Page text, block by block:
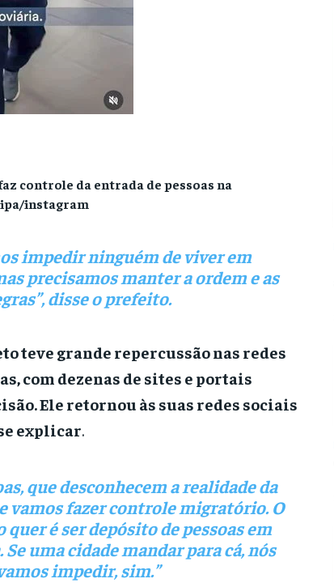
controle da entrada de pessoas na
instagram
impedir ninguém de viver em
precisamos manter a ordem e as
disse o prefeito.
teve grande repercussão nas redes
com dezenas de sites e portais
Ele retornou às suas redes sociais
explicar.
que desconhecem a realidade da
vamos fazer controle migratório. O
quer é ser depósito de pessoas em
uma cidade mandar para cá, nós
impedir, sim.”